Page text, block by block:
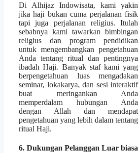
Di Alhijaz Indowisata, kami yakin
jika haji bukan cuma perjalanan fisik
tapi juga perjalanan religius. Itulah
sebabnya kami tawarkan bimbingan
religius dan program pendidikan
untuk mengembangkan pengetahuan
Anda tentang ritual dan pentingnya
ibadah Haji. Banyak staf kami yang
berpengetahuan luas mengadakan
seminar, lokakarya, dan sesi interaktif
buat meringankan Anda
memperdalam hubungan Anda
dengan Allah dan mendapat
pengetahuan yang lebih dalam tentang
ritual Haji.
6. Dukungan Pelanggan Luar biasa